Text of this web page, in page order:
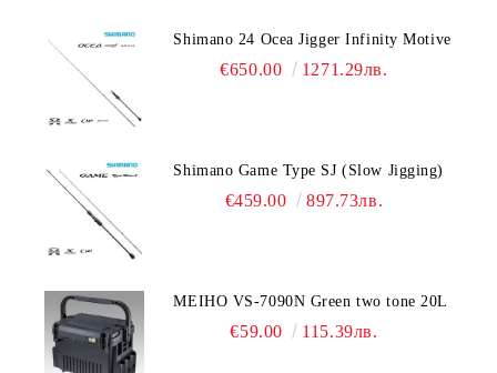
Shimano 24 Ocea Jigger Infinity Motive
€650.00 1271.29лв.
Shimano Game Type SJ (Slow Jigging)
€459.00 897.73лв.
MEIHO VS-7090N Green two tone 20L
€59.00 115.39лв.